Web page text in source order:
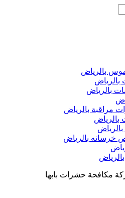
بالرياض
بالرياض
بالرياض
مراقبة بالرياض
خرسانه بالرياض
مكافحة حشرات بابها